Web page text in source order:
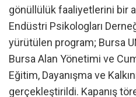
gönüllülük faaliyetlerini bir
Endüstri Psikologları
yürütülen program; Bursa
Bursa Alan Yönetimi ve
Eğitim, Dayanışma ve
gerçekleştirildi. Kapanış